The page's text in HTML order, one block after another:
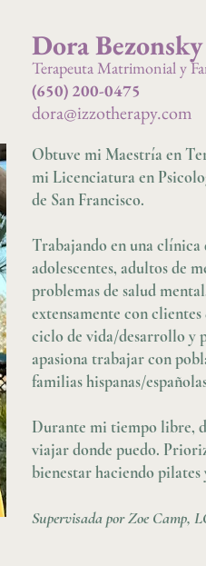
Dora Bezonsky
Terapeuta Matrimonial y
(650) 200-0475
dora@izzotherapy.com
Obtuve mi Maestría en
mi Licenciatura en
de San Francisco.
Trabajando en una clínica
adolescentes, adultos de
problemas de salud
extensamente con
ciclo de vida/desarrollo y
apasiona trabajar con
familias hispanas/
Durante mi tiempo libre,
viajar donde puedo.
bienestar haciendo pilates
Supervisada por Zoe Camp,